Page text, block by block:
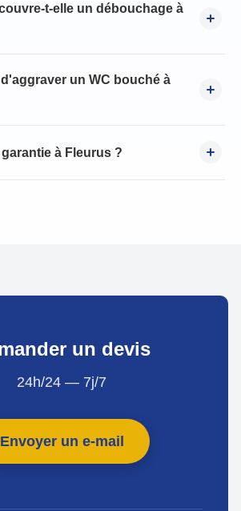
t-elle un débouchage à
un WC bouché à
à Fleurus ?
un devis
24h/24 — 7j/7
Envoyer un e-mail